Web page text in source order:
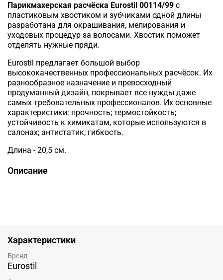
Парикмахерская расчёска Eurostil 00114/99 с
пластиковым хвостиком и зубчиками одной длины
разработана для окрашивания, мелирования и
уходовых процедур за волосами. Хвостик поможет
отделять нужные пряди.
Eurostil предлагает большой выбор
высококачественных профессиональных расчёсок. Их
разнообразное назначение и превосходный
продуманный дизайн, покрывает все нужды даже
самых требовательных профессионалов. Их основные
характеристики: прочность; термостойкость;
устойчивость к химикатам, которые используются в
салонах; антистатик; гибкость.
Длина - 20,5 см.
Описание
Характеристики
Бренд
Eurostil